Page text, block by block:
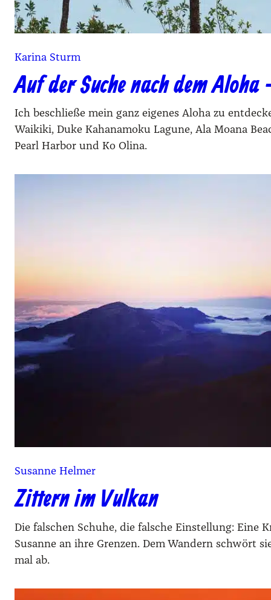
Karina Sturm
Auf der Suche nach dem
Ich beschließe mein ganz eigenes Aloha zu
Waikiki, Duke Kahanamoku Lagune, Ala Moana
Pearl Harbor und Ko Olina.
Susanne Helmer
Zittern im Vulkan
Die falschen Schuhe, die falsche Einstellung: Eine
Susanne an ihre Grenzen. Dem Wandern schwört
mal ab.